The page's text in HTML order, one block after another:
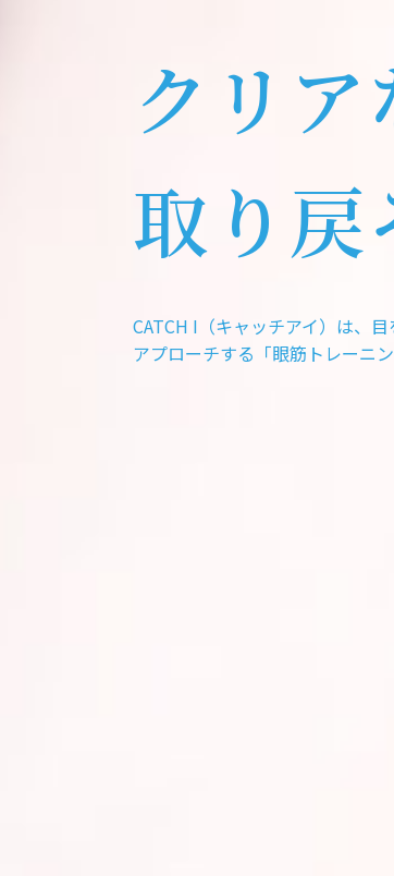
ク リ ア
取 り 戻
CATCH I（キャッチアイ）は、
アプローチする「眼筋トレーニン